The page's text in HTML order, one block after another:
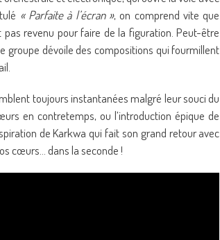
« Parfaite à l’écran », on comprend vite que
revenu pour faire de la figuration. Peut-être
groupe dévoile des compositions qui fourmillent
toujours instantanées malgré leur souci du
en contretemps, ou l’introduction épique de
de Karkwa qui fait son grand retour avec
cœurs… dans la seconde !